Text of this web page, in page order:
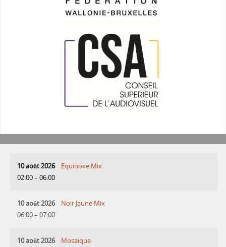
10 août 2026
02:00– 06:00
Equinoxe Mix
10 août 2026
06:00– 07:00
Noir Jaune Mix
10 août 2026 Mosaique